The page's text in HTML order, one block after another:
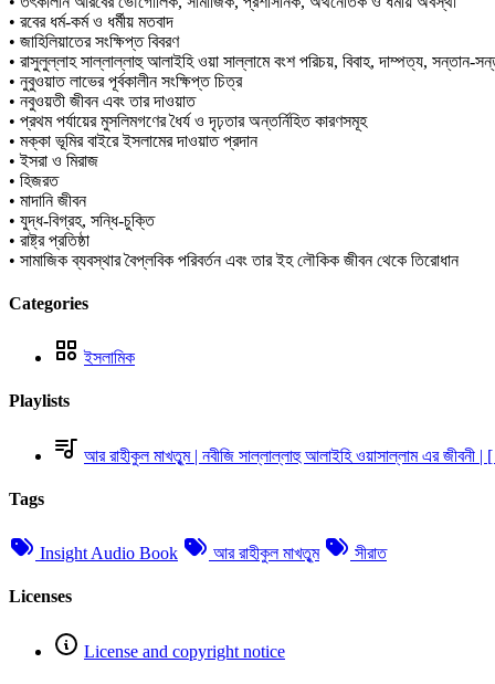
• রবের ধর্ম-কর্ম ও ধর্মীয় মতবাদ
• জাহিলিয়াতের সংক্ষিপ্ত বিবরণ
• রাসুলুল্লাহ সাল্লাল্লাহু আলাইহি ওয়া সাল্লামে বংশ পরিচয়, বিবাহ, দাম্পত্য, সন্তান-
• নুবুওয়াত লাভের পূর্বকালীন সংক্ষিপ্ত চিত্র
• নবুওয়তী জীবন এবং তার দাওয়াত
• প্রথম পর্যায়ের মুসলিমগণের ধৈর্য ও দৃঢ়তার অন্তর্নিহিত কারণসমূহ
• মক্কা ভূমির বাইরে ইসলামের দাওয়াত প্রদান
• ইসরা ও মিরাজ
• হিজরত
• মাদানি জীবন
• যুদ্ধ-বিগ্রহ, সন্ধি-চুক্তি
• রাষ্ট্র প্রতিষ্ঠা
• সামাজিক ব্যবস্থার বৈপ্লবিক পরিবর্তন এবং তার ইহ লৌকিক জীবন থেকে তিরোধান
Categories
ইসলামিক
Playlists
আর রাহীকুল মাখতুৃম | নবীজি সাল্লাল্লাহু আলাইহি ওয়াসাল্লাম এর জীবনী |
Tags
Insight Audio Book আর রাহীকুল মাখতুৃম সীরাত
Licenses
License and copyright notice